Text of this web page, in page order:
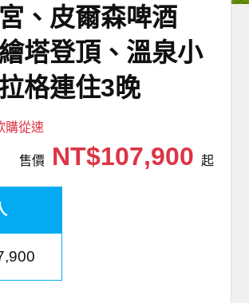
、皮爾森啤酒
塔登頂、溫泉小
格連住3晚
購從速
售價NT$107,900 起